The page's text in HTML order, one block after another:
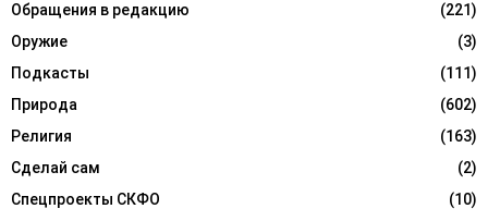
Обращения в редакцию
(221)
Оружие
(3)
Подкасты
(111)
Природа
(602)
Религия
(163)
Сделай сам
(2)
Спецпроекты СКФО
(10)